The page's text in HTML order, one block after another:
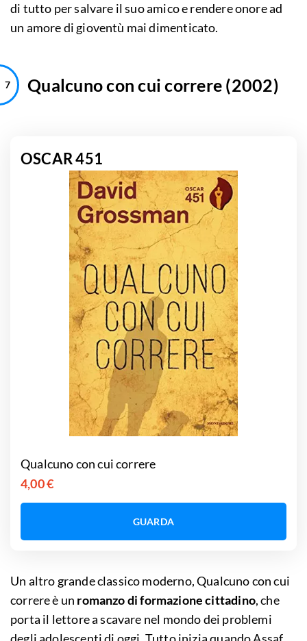
di tutto per salvare il suo amico e rendere onore ad
un amore di gioventù mai dimenticato.
Qualcuno con cui correre (2002)
OSCAR 451
Qualcuno con cui correre
4,00 €
GUARDA
Un altro grande classico moderno, Qualcuno con cui
correre è un romanzo di formazione cittadino, che
porta il lettore a scavare nel mondo dei problemi